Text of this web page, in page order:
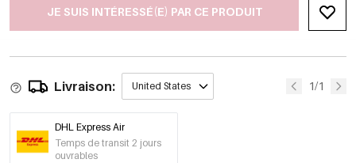
JE SUIS INTÉRESSÉ(E) PAR CE PRODUIT
Livraison: United States 1/1
DHL Express Air
Temps de transit 2 jours
ouvrables